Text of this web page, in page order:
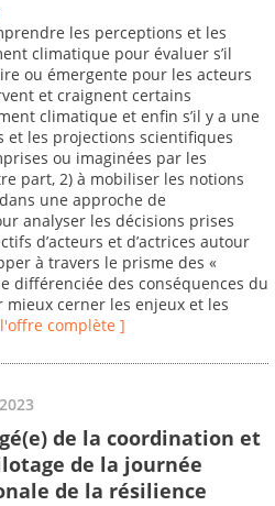
les perceptions et les
climatique pour évaluer s’il
ou émergente pour les acteurs
et craignent certains
climatique et enfin s’il y a une
et les projections scientifiques
ou imaginées par les
part, 2) à mobiliser les notions
une approche de
analyser les décisions prises
d’acteurs et d’actrices autour
à travers le prisme des «
différenciée des conséquences du
cerner les enjeux et les
complète ]
de la coordination et
de la journée
de la résilience